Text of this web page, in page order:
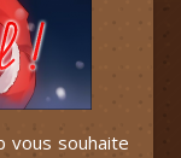
vous souhaite